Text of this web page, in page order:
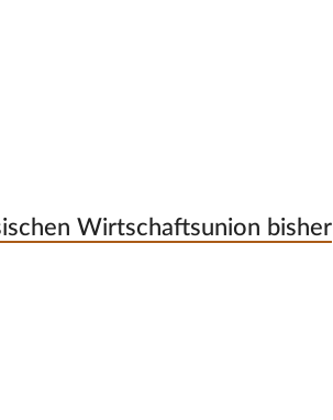
Wirtschaftsunion bisher